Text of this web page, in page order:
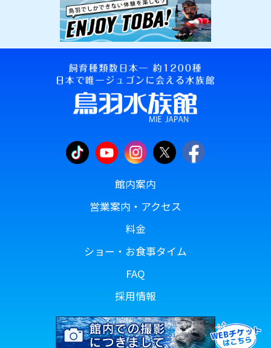
館内案内
営業案内・アクセス
料金
ショー・お食事タイム
FAQ
採用情報